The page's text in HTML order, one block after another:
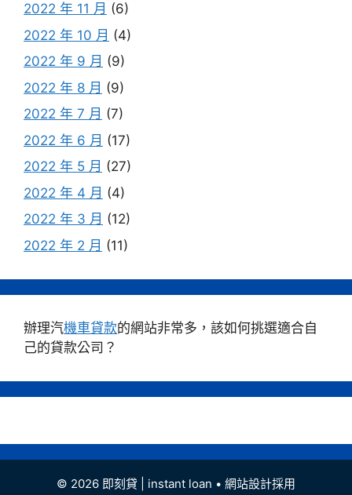
2022 年 11 月 (6)
2022 年 10 月 (4)
2022 年 9 月 (9)
2022 年 8 月 (9)
2022 年 7 月 (7)
2022 年 6 月 (17)
2022 年 5 月 (27)
2022 年 4 月 (4)
2022 年 3 月 (12)
2022 年 2 月 (11)
辦理汽機車貸款的網站非常多，該如何挑選適合自
己的貸款公司？
© 2026 即刻貸 | instant loan • 網站設計採用